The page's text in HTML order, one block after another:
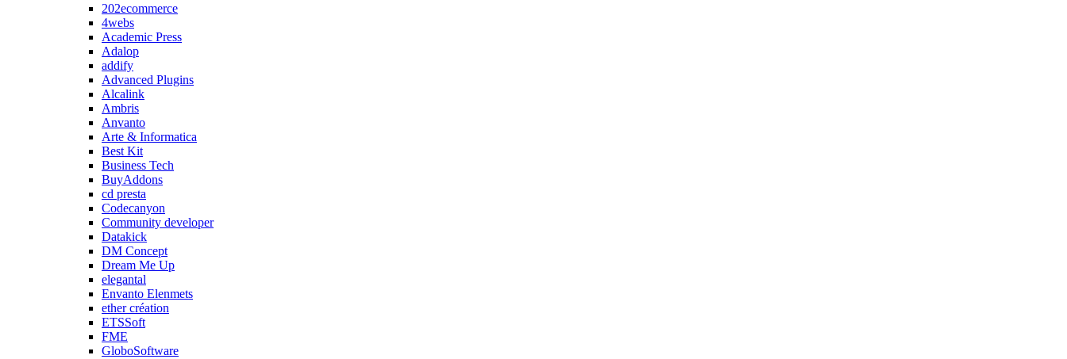
202ecommerce
4webs
Academic Press
Adalop
addify
Advanced Plugins
Alcalink
Ambris
Anvanto
Arte & Informatica
Best Kit
Business Tech
BuyAddons
cd presta
Codecanyon
Community developer
Datakick
DM Concept
Dream Me Up
elegantal
Envanto Elenmets
ether création
ETSSoft
FME
GloboSoftware